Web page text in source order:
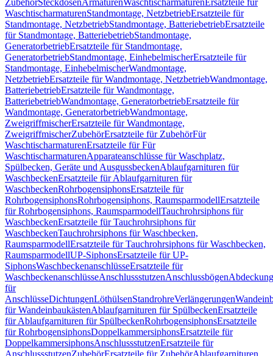
ZubehörSteckdosenArmaturenWaschtischarmaturen Ersatzteile für
WaschtischarmaturenStandmontage, NetzbetriebErsatzteile für
Standmontage, NetzbetriebStandmontage, BatteriebetriebErsatzteile
für Standmontage, BatteriebetriebStandmontage,
GeneratorbetriebErsatzteile für Standmontage,
GeneratorbetriebStandmontage, EinhebelmischerErsatzteile für
Standmontage, EinhebelmischerWandmontage,
NetzbetriebErsatzteile für Wandmontage, NetzbetriebWandmontage,
BatteriebetriebErsatzteile für Wandmontage,
BatteriebetriebWandmontage, GeneratorbetriebErsatzteile für
Wandmontage, GeneratorbetriebWandmontage,
ZweigriffmischerErsatzteile für Wandmontage,
ZweigriffmischerZubehörErsatzteile für ZubehörFür
WaschtischarmaturenErsatzteile für Für
WaschtischarmaturenApparateanschlüsse für Waschplatz,
Spülbecken, Geräte und AusgussbeckenAblaufgarnituren für
WaschbeckenErsatzteile für Ablaufgarnituren für
WaschbeckenRohrbogensiphonsErsatzteile für
RohrbogensiphonsRohrbogensiphons, RaumsparmodellErsatzteile
für Rohrbogensiphons, RaumsparmodellTauchrohrsiphons für
WaschbeckenErsatzteile für Tauchrohrsiphons für
WaschbeckenTauchrohrsiphons für Waschbecken,
RaumsparmodellErsatzteile für Tauchrohrsiphons für Waschbecken,
RaumsparmodellUP-SiphonsErsatzteile für UP-
SiphonsWaschbeckenanschlüsseErsatzteile für
WaschbeckenanschlüsseAnschlussstutzenAnschlussbögen
für
AnschlüsseDichtungenLöthülsenStandrohreVerlängerungen
für WandeinbaukästenAblaufgarnituren für SpülbeckenErsatzteile
für Ablaufgarnituren für SpülbeckenRohrbogensiphonsErsatzteile
für RohrbogensiphonsDoppelkammersiphonsErsatzteile für
DoppelkammersiphonsAnschlussstutzenErsatzteile für
AnschlussstutzenZubehörErsatzteile für ZubehörAblaufgarnituren